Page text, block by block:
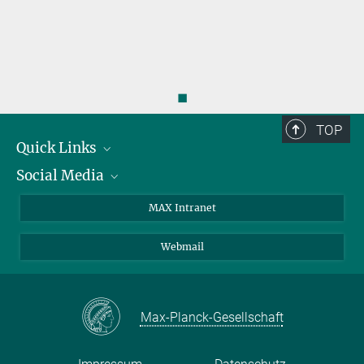
◼
TOP
Quick Links
Forschungsgruppen
Kontakt
Social Media
Bluesky
Mastodon
Instagram
MAX Intranet
Webmail
Max-Planck-Gesellschaft